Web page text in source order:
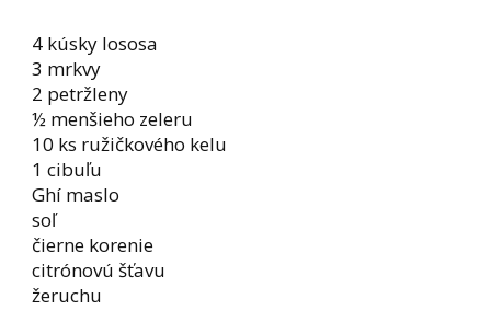
4 kúsky lososa
3 mrkvy
2 petržleny
½ menšieho zeleru
10 ks ružičkového kelu
1 cibuľu
Ghí maslo
soľ
čierne korenie
citrónovú šťavu
žeruchu